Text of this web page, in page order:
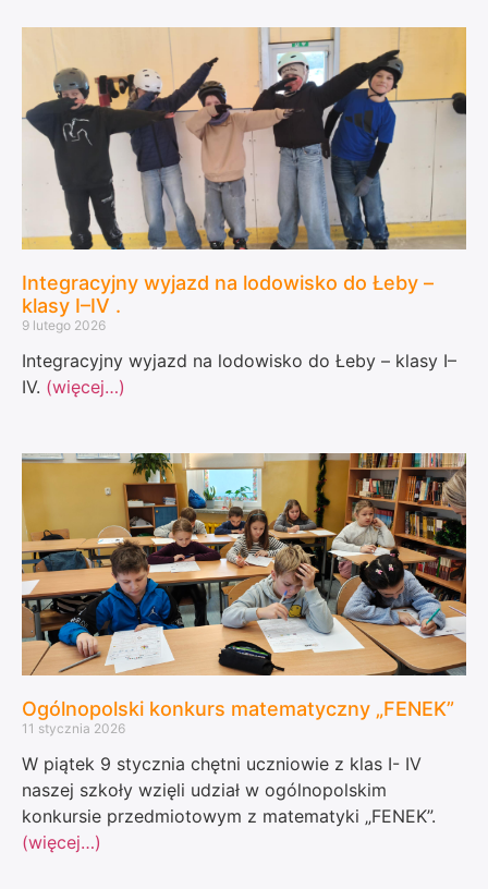
Integracyjny wyjazd na lodowisko do Łeby –
klasy I–IV .
9 lutego 2026
Integracyjny wyjazd na lodowisko do Łeby – klasy I–
IV. (więcej…)
Ogólnopolski konkurs matematyczny „FENEK”
11 stycznia 2026
W piątek 9 stycznia chętni uczniowie z klas I- IV
naszej szkoły wzięli udział w ogólnopolskim
konkursie przedmiotowym z matematyki „FENEK”.
(więcej…)